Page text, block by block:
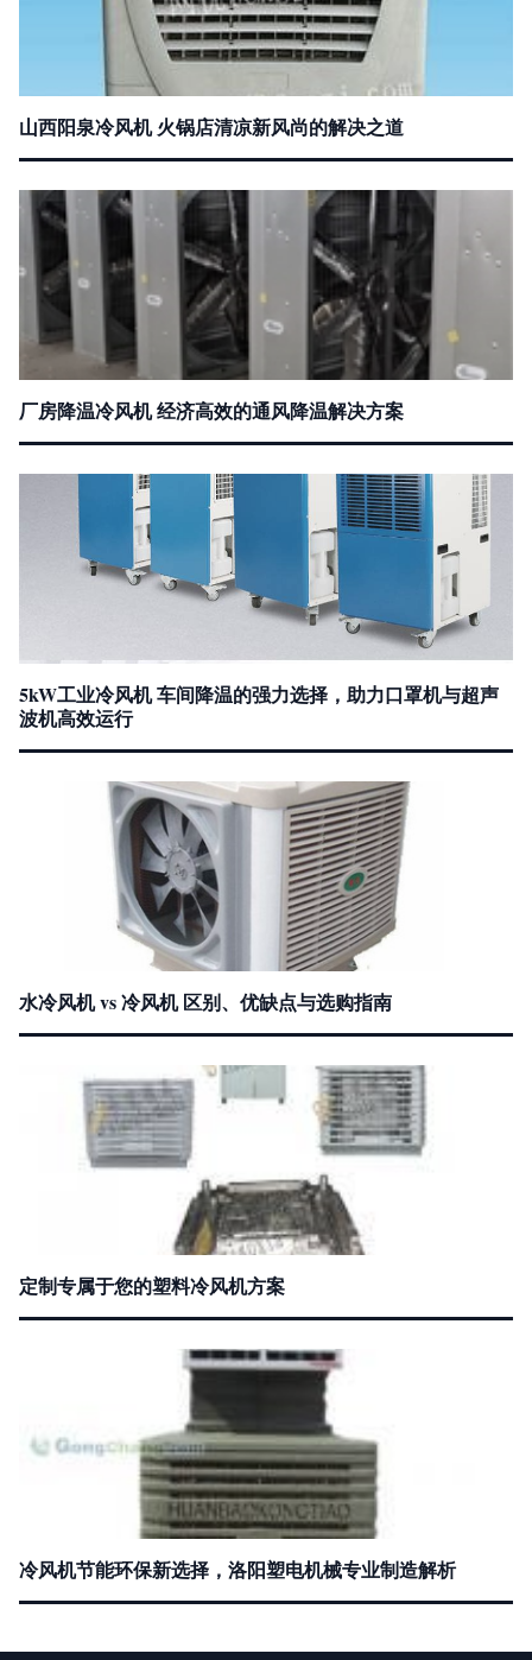
山西阳泉冷风机 火锅店清凉新风尚的解决之道
厂房降温冷风机 经济高效的通风降温解决方案
5kW工业冷风机 车间降温的强力选择，助力口罩机与超声
波机高效运行
水冷风机 vs 冷风机 区别、优缺点与选购指南
定制专属于您的塑料冷风机方案
冷风机节能环保新选择，洛阳塑电机械专业制造解析